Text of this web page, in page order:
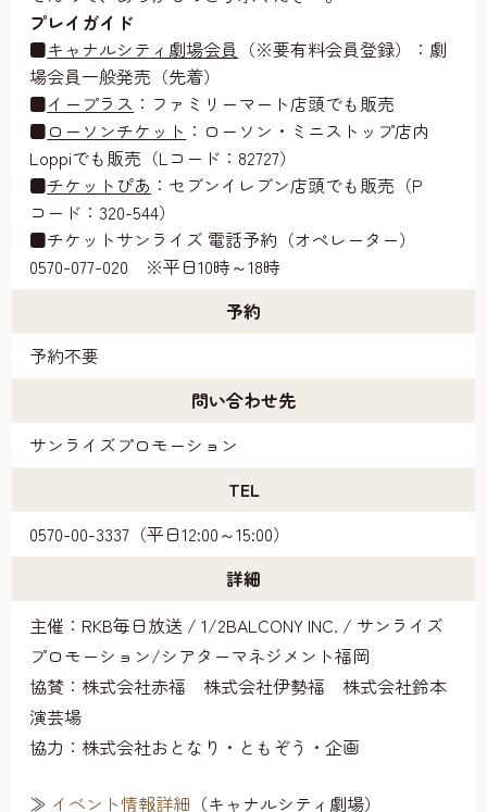
プレイガイド
■キャナルシティ劇場会員 （※要有料会員登録）：劇
場会員一般発売（先着）
■イープラス ：ファミリーマート店頭でも販売
■ローソンチケット ：ローソン・ミニストップ店内
Loppiでも販売（Lコード：82727）
■チケットぴあ ：セブンイレブン店頭でも販売（P
コード：320-544）
■チケットサンライズ 電話予約（オペレーター）
0570-077-020 ※平日10時～18時
予約
予約不要
問い合わせ先
サンライズプロモーション
TEL
0570-00-3337（平日12:00～15:00）
詳細
主催：RKB毎日放送 / 1/2BALCONY INC. / サンライズ
プロモーション/シアターマネジメント福岡
協賛：株式会社赤福 株式会社伊勢福 株式会社鈴本
演芸場
協力：株式会社おとなり・ともぞう・企画
≫ イベント情報詳細 （キャナルシティ劇場）